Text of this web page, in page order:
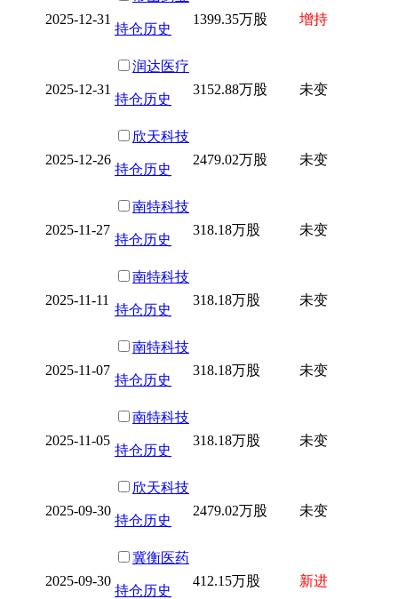
2025-12-31
持仓历史
1399.35万股 增持
2025-12-31
润达医疗
持仓历史
3152.88万股 未变
2025-12-26
欣天科技
持仓历史
2479.02万股 未变
2025-11-27
南特科技
持仓历史
318.18万股 未变
2025-11-11
南特科技
持仓历史
318.18万股 未变
2025-11-07
南特科技
持仓历史
318.18万股 未变
2025-11-05
南特科技
持仓历史
318.18万股 未变
2025-09-30
欣天科技
持仓历史
2479.02万股 未变
2025-09-30
冀衡医药
持仓历史
412.15万股 新进